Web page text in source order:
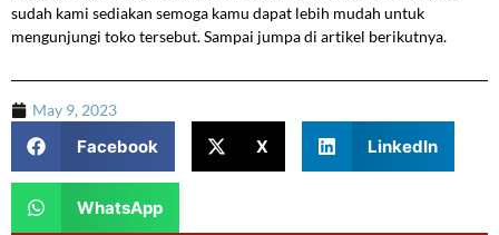
sudah kami sediakan semoga kamu dapat lebih mudah untuk
mengunjungi toko tersebut. Sampai jumpa di artikel berikutnya.
May 9, 2023
Facebook X LinkedIn
WhatsApp